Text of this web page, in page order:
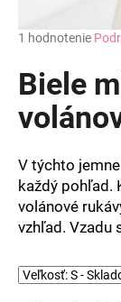
Priemerné
produktu
je
z
hviezdičiek.
1 hodnotenie
Biele
V týchto
každý pohľad.
volánové
vzhľad. Vzadu